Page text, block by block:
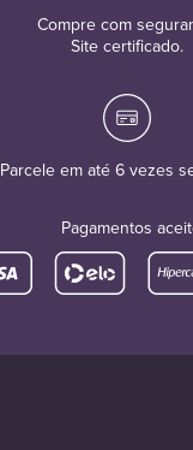
Compre com
Site certificado.
Parcele em até 6 vezes
Pagamentos